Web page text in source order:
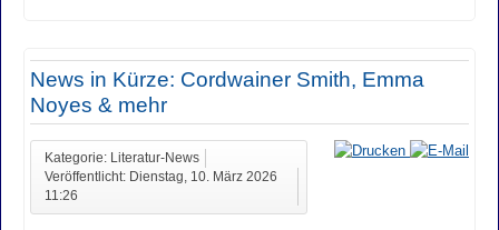
News in Kürze: Cordwainer Smith, Emma
Noyes & mehr
Kategorie: Literatur-News
Veröffentlicht: Dienstag, 10. März 2026
11:26